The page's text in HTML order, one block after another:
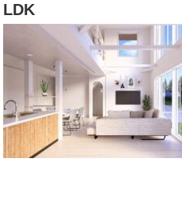
LDK